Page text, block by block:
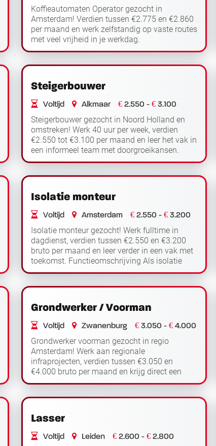
Koffieautomaten Operator gezocht in
Amsterdam! Verdien tussen €2.775 en €2.860
per maand en werk zelfstandig op vaste routes
met veel vrijheid in je werkdag.
Functieomschrijving Als koffieautomaten
Steigerbouwer
Voltijd Alkmaar € 2.550 - € 3.100
Steigerbouwer gezocht in Noord Holland en
omstreken! Werk 40 uur per week, verdien
€2.550 tot €3.100 per maand en leer het vak in
een informeel team met doorgroeikansen.
Functieomschrijving Als steigerbouwer werk je
Isolatie monteur
Voltijd Amsterdam € 2.550 - € 3.200
Isolatie monteur gezocht! Werk fulltime in
dagdienst, verdien tussen €2.550 en €3.200
bruto per maand en leer verder in een vak met
toekomst. Functieomschrijving Als isolatie
monteur werk je op verschillende locaties bij...
Grondwerker / Voorman
Voltijd Zwanenburg € 3.050 - € 4.000
Grondwerker voorman gezocht in regio
Amsterdam! Werk aan regionale
infraprojecten, verdien tussen €3.050 en
€4.000 bruto per maand en krijg direct een
dienstverband bij de werkgever.
Lasser
Voltijd Leiden € 2.600 - € 2.800